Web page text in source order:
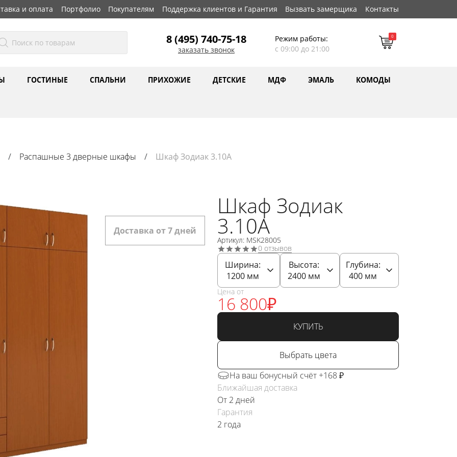
и оплата Портфолио Покупателям Поддержка клиентов и Гарантия Вызвать замерщика Контакты
8 (495) 740-75-18
заказать звонок
Режим работы:
с 09:00 до 21:00
0
ГОСТИНЫЕ СПАЛЬНИ ПРИХОЖИЕ ДЕТСКИЕ МДФ ЭМАЛЬ КОМОДЫ
Распашные 3 дверные шкафы Шкаф Зодиак 3.10А
Доставка от 7 дней
Шкаф Зодиак
3.10А
Артикул: MSK28005
0 отзывов
Ширина:
1200мм
Высота:
2400мм
Глубина:
400 мм
Цена от
16 800₽
КУПИТЬ
Выбрать цвета
На ваш бонусный счёт +168 ₽
Ближайшая доставка
От 2 дней
Гарантия
2 года